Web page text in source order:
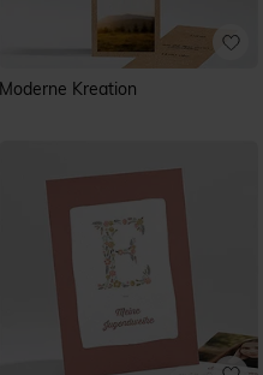
Moderne Kreation